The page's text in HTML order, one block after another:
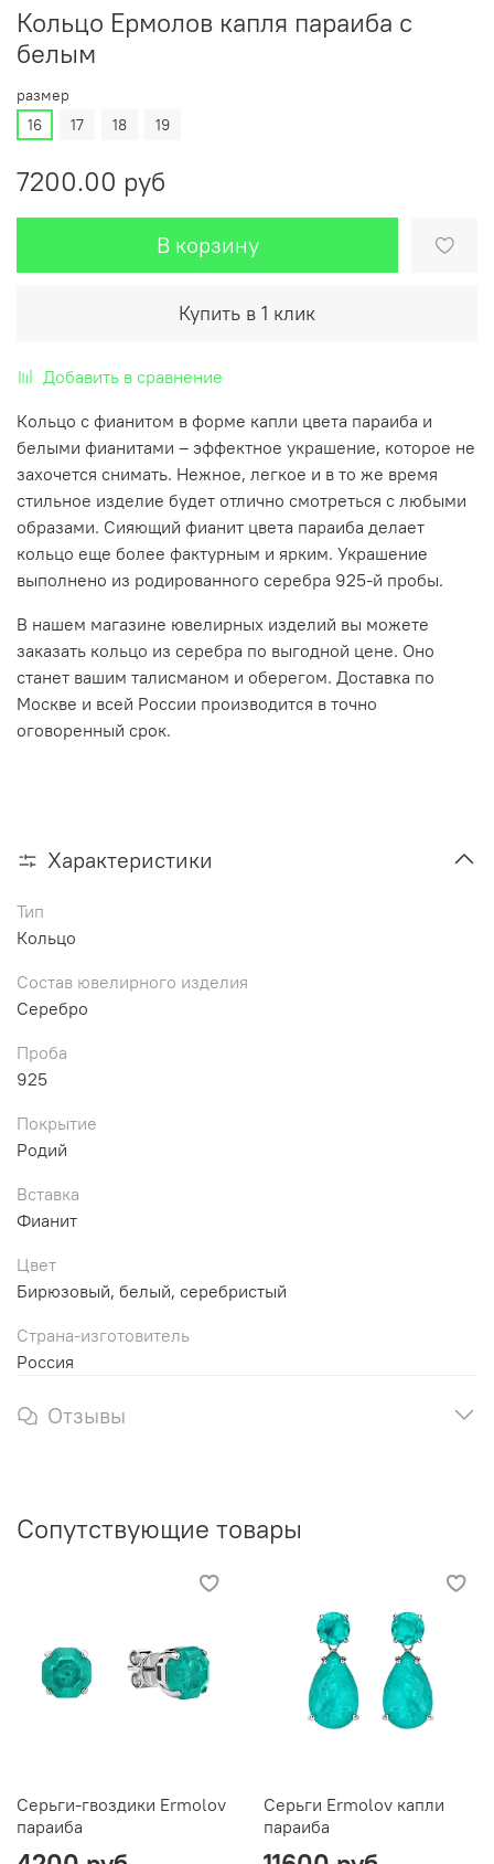
Кольцо Ермолов капля параиба с
белым
размер
16
17 18 19
7200.00 руб
В корзину
Купить в 1 клик
Добавить в сравнение
Кольцо с фианитом в форме капли цвета параиба и
белыми фианитами – эффектное украшение, которое не
захочется снимать. Нежное, легкое и в то же время
стильное изделие будет отлично смотреться с любыми
образами. Сияющий фианит цвета параиба делает
кольцо еще более фактурным и ярким. Украшение
выполнено из родированного серебра 925-й пробы.
В нашем магазине ювелирных изделий вы можете
заказать кольцо из серебра по выгодной цене. Оно
станет вашим талисманом и оберегом. Доставка по
Москве и всей России производится в точно
оговоренный срок.
Характеристики
Тип
Кольцо
Состав ювелирного изделия
Серебро
Проба
925
Покрытие
Родий
Вставка
Фианит
Цвет
Бирюзовый, белый, серебристый
Страна-изготовитель
Россия
Отзывы
Сопутствующие товары
Серьги-гвоздики Ermolov
параиба
Серьги Ermolov капли
параиба